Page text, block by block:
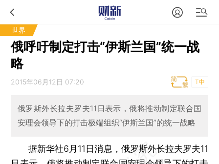
世界
俄呼吁制定打击“伊斯兰国”统一战
略
2015年06月12日 07:20 T中
俄罗斯外长拉夫罗夫11日表示，俄将推动制定联合国
安理会领导下的打击极端组织“伊斯兰国”的统一战略
据新华社6月11日消息，俄罗斯外长拉夫罗夫11